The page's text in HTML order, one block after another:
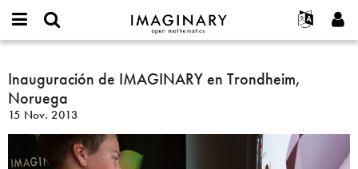
IMAGINARY
open
Français
Programas
Proyectos
or
username
*
Contraseña
*
Buscar
Inauguración
de
IMAGINARY
en
Trondheim,
Noruega
Inauguración de IMAGINARY en Trondheim,
Noruega
15 Nov. 2013